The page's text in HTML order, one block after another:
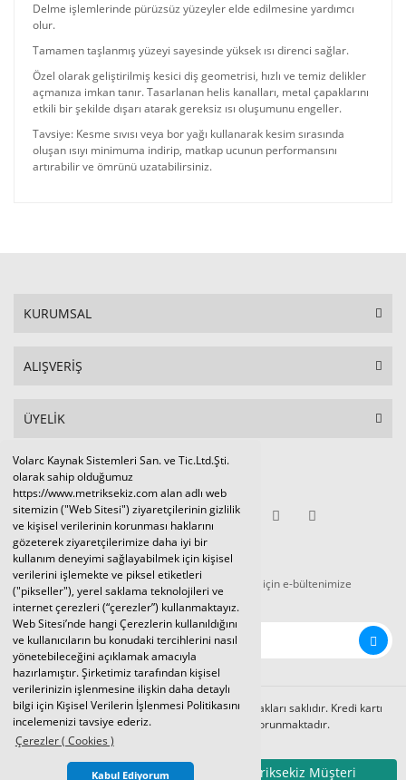
Volarc Kaynak Sistemleri San. ve Tic.Ltd.Şti.
olarak sahip olduğumuz
https://www.metriksekiz.com alan adlı web
sitemizin ("Web Sitesi") ziyaretçilerinin gizlilik
ve kişisel verilerinin korunması haklarını
gözeterek ziyaretçilerimize daha iyi bir
kullanım deneyimi sağlayabilmek için kişisel
verilerini işlemekte ve piksel etiketleri
("pikseller"), yerel saklama teknolojileri ve
internet çerezleri (“çerezler”) kullanmaktayız.
Web Sitesi’nde hangi Çerezlerin kullanıldığını
ve kullanıcıların bu konudaki tercihlerini nasıl
yönetebileceğini açıklamak amacıyla
hazırlamıştır. Şirketimiz tarafından kişisel
verilerinizin işlenmesine ilişkin daha detaylı
bilgi için Kişisel Verilerin İşlenmesi Politikasını
incelemenizi tavsiye ederiz.
Çerezler ( Cookies )
Kabul Ediyorum Metriksekiz Müşteri
Delme işlemlerinde pürüzsüz yüzeyler elde edilmesine yardımcı
olur.
Tamamen taşlanmış yüzeyi sayesinde yüksek ısı direnci sağlar.
Özel olarak geliştirilmiş kesici diş geometrisi, hızlı ve temiz delikler
açmanıza imkan tanır. Tasarlanan helis kanalları, metal çapaklarını
etkili bir şekilde dışarı atarak gereksiz ısı oluşumunu engeller.
Tavsiye: Kesme sıvısı veya bor yağı kullanarak kesim sırasında
oluşan ısıyı minimuma indirip, matkap ucunun performansını
artırabilir ve ömrünü uzatabilirsiniz.
KURUMSAL
ALIŞVERİŞ
ÜYELİK
E-BÜLTEN
Tüm kampanya ve duyurulardan haberdar olmak için e-bültenimize
kaydolunuz.
Volarc Kaynak Sistemleri Ltd.Şti. 2024 © Tüm hakları saklıdır. Kredi kartı
bilgileriniz 256bit SSL sertifikası ile korunmaktadır.